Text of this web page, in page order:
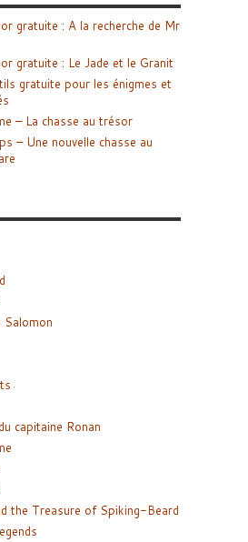
gratuite : A la recherche de Mr
gratuite : Le Jade et le Granit
gratuite pour les énigmes et
– La chasse au trésor
– Une nouvelle chasse au
Salomon
capitaine Ronan
the Treasure of Spiking-Beard